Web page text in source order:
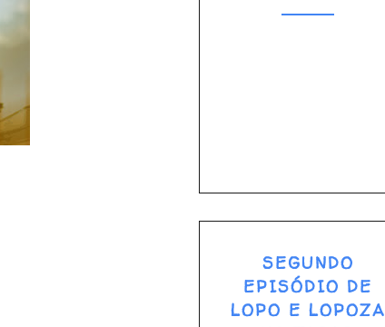
SEGUNDO
EPISÓDIO DE
LOPO E LOPOZA